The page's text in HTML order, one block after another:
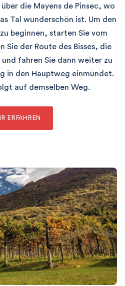
die Mayens de Pinsec, wo
Tal wunderschön ist. Um den
beginnen, starten Sie vom
Sie der Route des Bisses, die
fahren Sie dann weiter zu
in den Hauptweg einmündet.
auf demselben Weg.
ERFAHREN